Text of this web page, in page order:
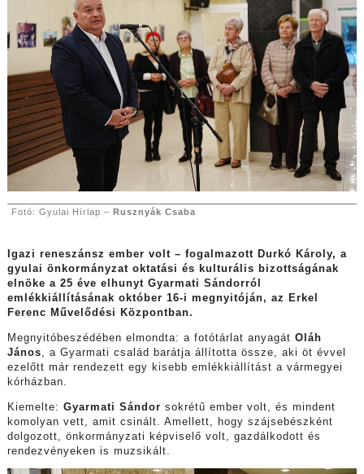
Fotó: Gyulai Hírlap – Rusznyák Csaba
Igazi reneszánsz ember volt – fogalmazott Durkó Károly, a
gyulai önkormányzat oktatási és kulturális bizottságának
elnöke a 25 éve elhunyt Gyarmati Sándorról
emlékkiállításának október 16-i megnyitóján, az Erkel
Ferenc Művelődési Központban.
Megnyitóbeszédében elmondta: a fotótárlat anyagát Oláh
János, a Gyarmati család barátja állította össze, aki öt évvel
ezelőtt már rendezett egy kisebb emlékkiállítást a vármegyei
kórházban.
Kiemelte: Gyarmati Sándor sokrétű ember volt, és mindent
komolyan vett, amit csinált. Amellett, hogy szájsebészként
dolgozott, önkormányzati képviselő volt, gazdálkodott és
rendezvényeken is muzsikált.